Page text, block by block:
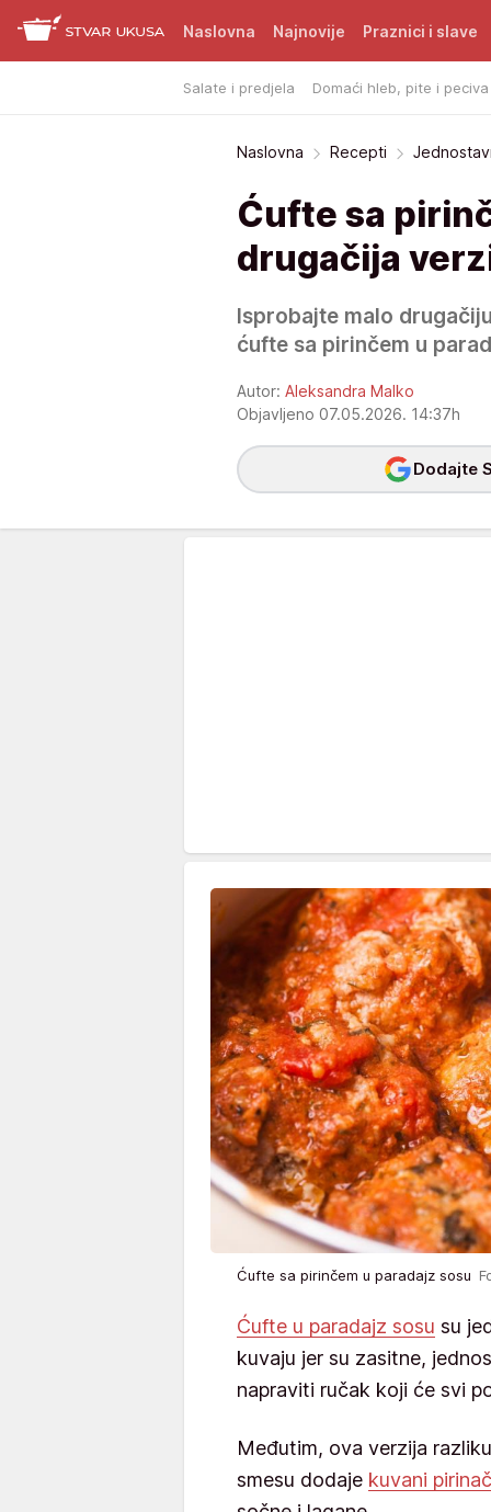
Naslovna Najnovije Praznici i slave
Salate i predjela Domaći hleb, pite i peciva
Naslovna Recepti
Ćufte sa
drugačija
Isprobajte malo
ćufte sa pirinčem u
Autor: Aleksandra Malko
Objavljeno 07.05.2026. 14:37h
Dodajte
Ćufte sa pirinčem u paradajz sosu
Ćufte u paradajz sosu su
kuvaju jer su zasitne,
napraviti ručak koji će svi
Međutim, ova verzija
smesu dodaje kuvani pirinač